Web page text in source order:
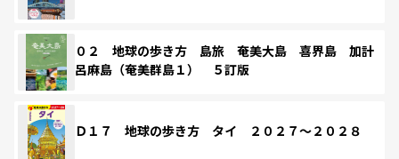
０２ 地球の歩き方 島旅 奄美大島 喜界島 加計
呂麻島（奄美群島１） ５訂版
Ｄ１７ 地球の歩き方 タイ ２０２７～２０２８